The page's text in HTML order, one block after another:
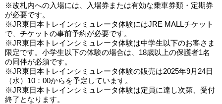
※改札内への入場には、入場券または有効な乗車券類・定期券
が必要です。
※JR東日本トレインシミュレータ体験にはJRE MALLチケット
で、チケットの事前予約が必要です。
※JR東日本トレインシミュレータ体験は中学生以下のお客さま
限定です。小学生以下の体験の場合は、18歳以上の保護者1名
の同伴が必須です。
※JR東日本トレインシミュレータ体験の販売は2025年9月24日
（水）10：00からを予定しています。
※JR東日本トレインシミュレータ体験は定員に達し次第、受付
終了となります。